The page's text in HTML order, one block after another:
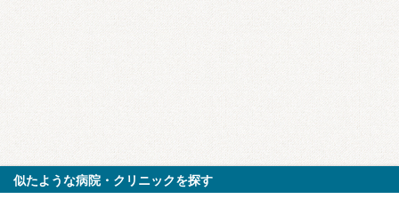
似たような病院・クリニックを探す